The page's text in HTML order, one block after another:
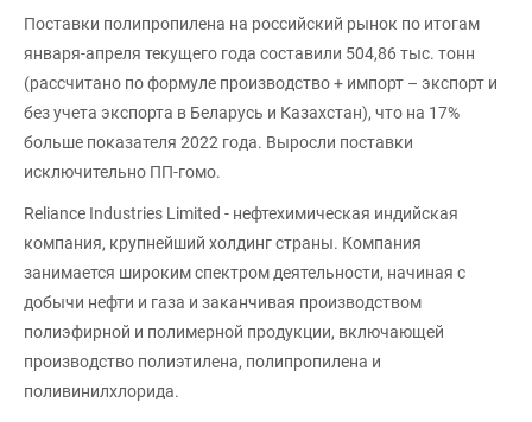
Поставки полипропилена на российский рынок по итогам
января-апреля текущего года составили 504,86 тыс. тонн
(рассчитано по формуле производство + импорт – экспорт и
без учета экспорта в Беларусь и Казахстан), что на 17%
больше показателя 2022 года. Выросли поставки
исключительно ПП-гомо.
Reliance Industries Limited - нефтехимическая индийская
компания, крупнейший холдинг страны. Компания
занимается широким спектром деятельности, начиная с
добычи нефти и газа и заканчивая производством
полиэфирной и полимерной продукции, включающей
производство полиэтилена, полипропилена и
поливинилхлорида.